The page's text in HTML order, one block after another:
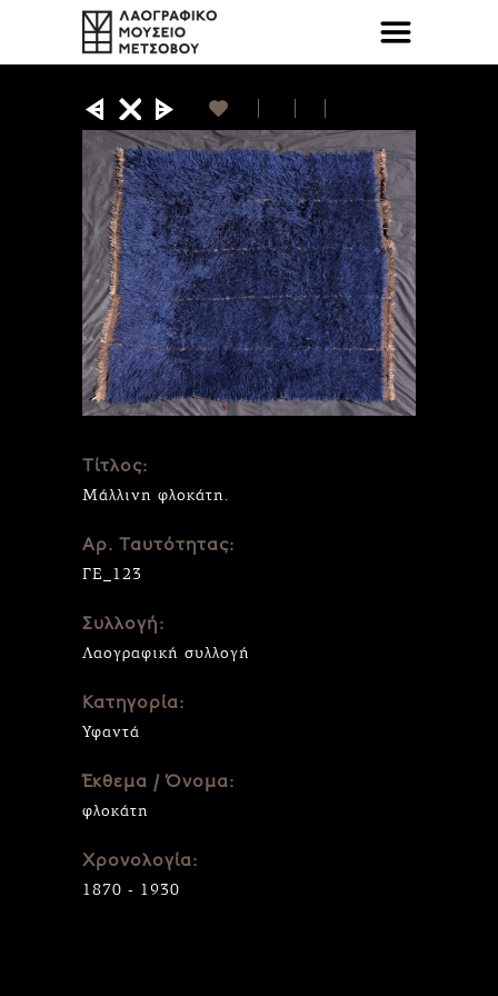
Τίτλος:
Μάλλινη φλοκάτη.
Αρ. Ταυτότητας:
ΓΕ_123
Συλλογή:
Λαογραφική συλλογή
Κατηγορία:
Υφαντά
Έκθεμα / Όνομα:
φλοκάτη
Χρονολογία:
1870 - 1930